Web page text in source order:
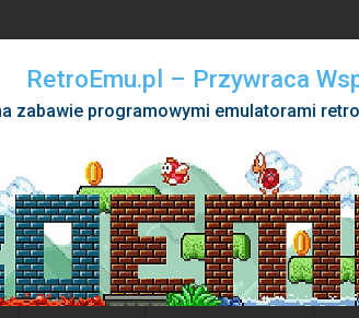
RetroEmu.pl – Przywraca
zabawie programowymi emulatorami